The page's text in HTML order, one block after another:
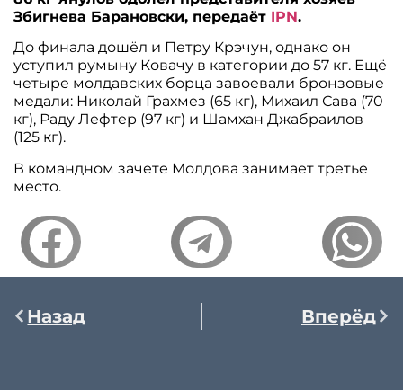
Збигнева Барановски, передаёт IPN.
До финала дошёл и Петру Крэчун, однако он
уступил румыну Ковачу в категории до 57 кг. Ещё
четыре молдавских борца завоевали бронзовые
медали: Николай Грахмез (65 кг), Михаил Сава (70
кг), Раду Лефтер (97 кг) и Шамхан Джабраилов
(125 кг).
В командном зачете Молдова занимает третье
место.
Назад Вперёд